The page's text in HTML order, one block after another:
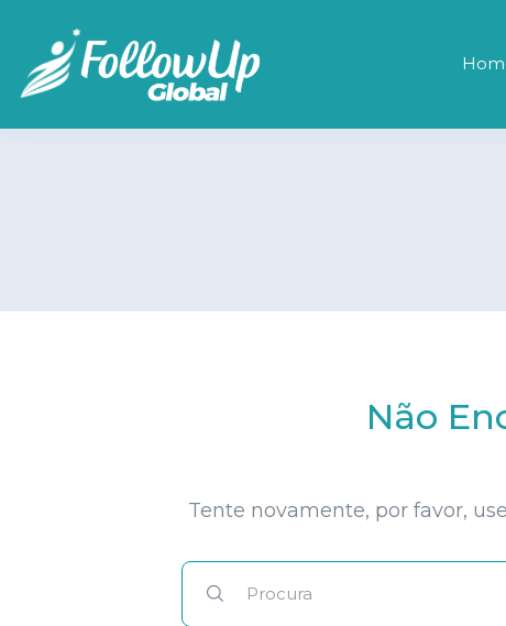
Não
Tente novamente, por favor,